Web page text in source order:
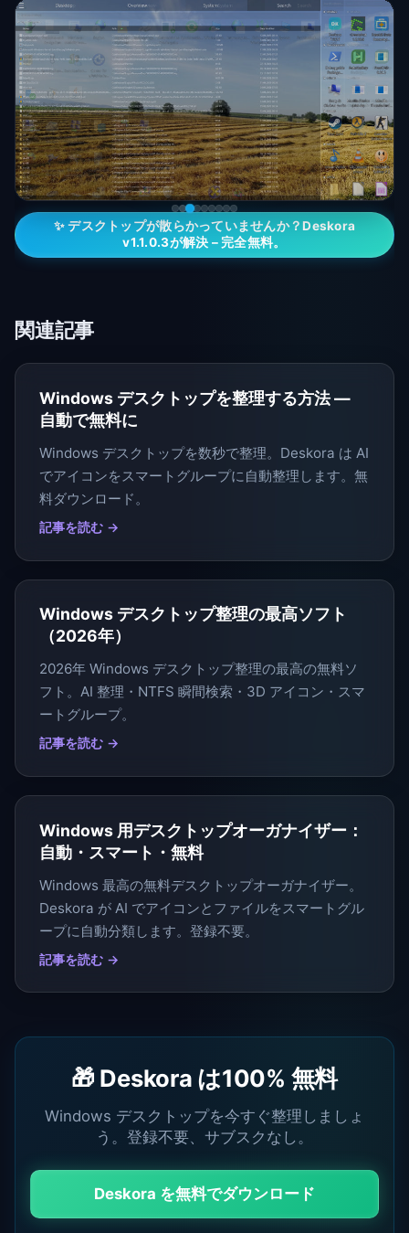
✨ デスクトップが散らかっていませんか？Deskora
v1.1.0.3が解決 – 完全無料。
関連記事
Windows デスクトップを整理する方法 —
自動で無料に
Windows デスクトップを数秒で整理。Deskora は AI
でアイコンをスマートグループに自動整理します。無
料ダウンロード。
記事を読む →
Windows デスクトップ整理の最高ソフト
（2026年）
2026年 Windows デスクトップ整理の最高の無料ソ
フト。AI 整理・NTFS 瞬間検索・3D アイコン・スマ
ートグループ。
記事を読む →
Windows 用デスクトップオーガナイザー：
自動・スマート・無料
Windows 最高の無料デスクトップオーガナイザー。
Deskora が AI でアイコンとファイルをスマートグル
ープに自動分類します。登録不要。
記事を読む →
🎁 Deskora は100% 無料
Windows デスクトップを今すぐ整理しましょ
う。登録不要、サブスクなし。
Deskora を無料でダウンロード